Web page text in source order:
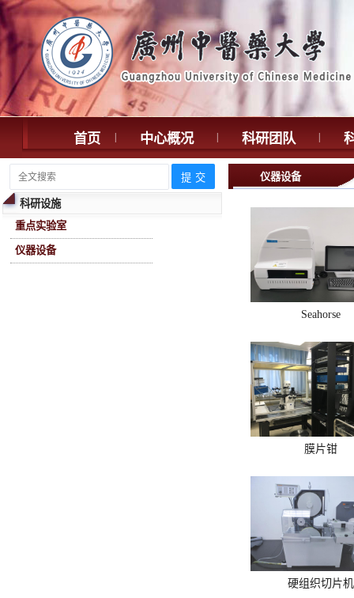
首页 中心概况 科研团队
科研设施
重点实验室
仪器设备
仪器设备
Seahorse
膜片钳
硬组织切片机